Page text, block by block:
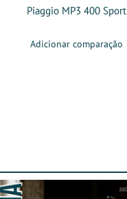
Piaggio MP3 400 Sport
Adicionar comparação